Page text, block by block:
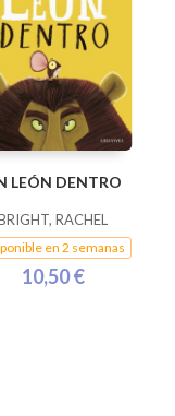
LEÓN DENTRO
RACHEL
en 2 semanas
10,50 €